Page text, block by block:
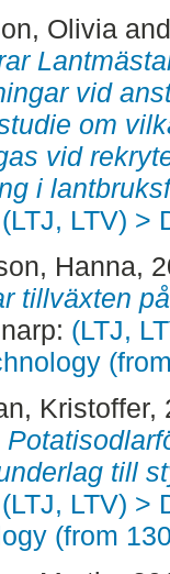
Olivia
vid
om
vid
i
(LTJ, LTV) >
Hanna,
tillväxten
(LTJ,
Kristoffer,
till
(LTJ, LTV) >
(from